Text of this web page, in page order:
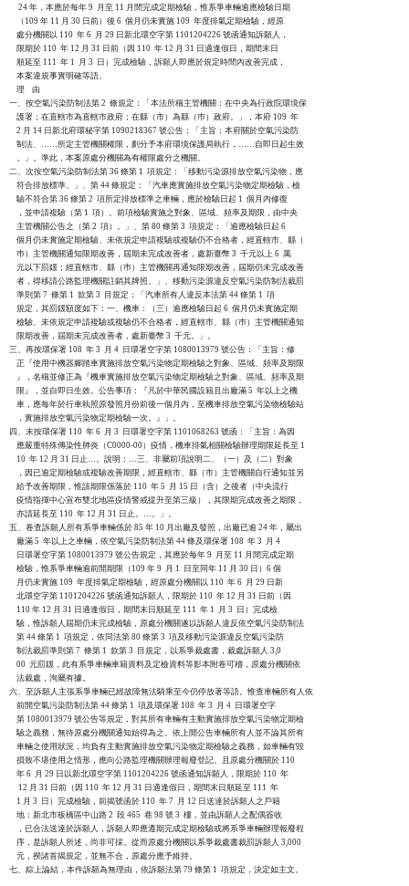
     24 年，本應於每年 9  月至 11 月間完成定期檢驗，惟系爭車輛逾應檢驗日期
    （109 年 11 月 30 日前）後 6  個月仍未實施 109  年度排氣定期檢驗，經原
    處分機關以 110  年 6  月 29 日新北環空字第 1101204226 號函通知訴願人，
    限期於 110  年 12 月 31 日前（因 110  年 12 月 31 日適逢假日，期間末日
    順延至 111  年 1  月 3  日）完成檢驗，訴願人即應於規定時間內改善完成，
    本案違規事實明確等語。
    理    由
一、按空氣污染防制法第 2  條規定：「本法所稱主管機關：在中央為行政院環境保
    護署；在直轄市為直轄市政府；在縣（市）為縣（巿）政府。」，本府 109  年
    2 月 14 日新北府環秘字第 1090218367 號公告：「主旨：本府關於空氣污染防
    制法、……所定主管機關權限，劃分予本府環境保護局執行，……自即日起生效
    。」。準此，本案原處分機關為有權限處分之機關。
二、次按空氣污染防制法第 36 條第 1  項規定：「移動污染源排放空氣污染物，應
    符合排放標準。」、第 44 條規定：「汽車應實施排放空氣污染物定期檢驗，檢
    驗不符合第 36 條第 2  項所定排放標準之車輛，應於檢驗日起 1  個月內修復
    ，並申請複驗（第 1  項）。前項檢驗實施之對象、區域、頻率及期限，由中央
    主管機關公告之（第 2  項）。」、第 80 條第 3  項規定：「逾應檢驗日起 6
    個月仍未實施定期檢驗、未依規定申請複驗或複驗仍不合格者，經直轄市、縣（
    巿）主管機關通知限期改善，屆期未完成改善者，處新臺幣 3  千元以上 6  萬
    元以下罰鍰；經直轄市、縣（巿）主管機關再通知限期改善，屆期仍未完成改善
    者，得移請公路監理機關註銷其牌照。」、移動污染源違反空氣污染防制法裁罰
    準則第 7  條第 1  款第 3  目規定：「汽車所有人違反本法第 44 條第 1  項
    規定，其罰鍰額度如下：一、機車：（三）逾應檢驗日起 6  個月仍未實施定期
    檢驗、未依規定申請複驗或複驗仍不合格者，經直轄市、縣（巿）主管機關通知
    限期改善，屆期未完成改善者，處新臺幣 3  千元。」。
三、再按環保署 108  年 3  月 4  日環署空字第 1080013979 號公告：「主旨：修
    正『使用中機器腳踏車實施排放空氣污染物定期檢驗之對象、區域、頻率及期限
    』，名稱並修正為『機車實施排放空氣污染物定期檢驗之對象、區域、頻率及期
    限』，並自即日生效。公告事項：『凡於中華民國設籍且出廠滿 5  年以上之機
    車，應每年於行車執照原發照月份前後一個月內，至機車排放空氣污染物檢驗站
    ，實施排放空氣污染物定期檢驗一次。』」。
四、末按環保署 110  年 6  月 3  日環署空字第 1101068263 號函：「主旨：為因
    應嚴重特殊傳染性肺炎（C0000-00）疫情，機車排氣相關檢驗辦理期限延長至 1
    10  年 12 月 31 日止…。說明：…三、非屬前項說明二、（一）及（二）對象
    ，因已逾定期檢驗或複驗改善期限，經直轄市、縣（市）主管機關自行通知並另
    給予改善期限，惟該期限係落於 110  年 5  月 15 日（含）之後者（中央流行
    疫情指揮中心宣布雙北地區疫情警戒提升至第三級），其限期完成改善之期限，
    亦請延長至 110  年 12 月 31 日止。…。」。
五、卷查訴願人所有系爭車輛係於 85 年 10 月出廠及發照，出廠已逾 24 年，屬出
    廠滿 5  年以上之車輛，依空氣污染防制法第 44 條及環保署 108  年 3  月 4
    日環署空字第 1080013979 號公告規定，其應於每年 9  月至 11 月間完成定期
    檢驗，惟系爭車輛逾前開期限（109 年 9  月 1  日至同年 11 月 30 日）6 個
    月仍未實施 109  年度排氣定期檢驗，經原處分機關以 110  年 6  月 29 日新
    北環空字第 1101204226 號函通知訴願人，限期於 110  年 12 月 31 日前（因
    110 年 12 月 31 日適逢假日，期間末日順延至 111  年 1  月 3  日）完成檢
    驗，惟訴願人屆期仍未完成檢驗，原處分機關遂以訴願人違反依空氣污染防制法
    第 44 條第 1  項規定，依同法第 80 條第 3  項及移動污染源違反空氣污染防
    制法裁罰準則第 7  條第 1  款第 3  目規定，以系爭裁處書，裁處訴願人 3,0
    00  元罰鍰，此有系爭車輛車籍資料及定檢資料等影本附卷可稽，原處分機關依
    法裁處，洵屬有據。
六、至訴願人主張系爭車輛已經故障無法騎乘至今仍停放著等語。惟查車輛所有人依
    前開空氣污染防制法第 44 條第 1  項及環保署 108  年 3  月 4  日環署空字
    第 1080013979 號公告等規定，對其所有車輛有主動實施排放空氣污染物定期檢
    驗之義務，無待原處分機關通知始得為之。依上開公告車輛所有人並不論其所有
    車輛之使用狀況，均負有主動實施排放空氣污染物定期檢驗之義務，如車輛有毀
    損致不堪使用之情形，應向公路監理機關辦理報廢登記。且原處分機關於 110
    年 6  月 29 日以新北環空字第 1101204226 號函通知訴願人，限期於 110  年
     12 月 31 日前（因 110  年 12 月 31 日適逢假日，期間末日順延至 111  年
    1 月 3  日）完成檢驗，前揭號函於 110  年 7  月 12 日送達於訴願人之戶籍
    地：新北市板橋區中山路 2  段 465  巷 98 號 3  樓，並由訴願人之配偶簽收
    ，已合法送達於訴願人，訴願人即應遵期完成定期檢驗或將系爭車輛辦理報廢程
    序，是訴願人所述，尚非可採。從而原處分機關以系爭裁處書裁罰訴願人 3,000
    元，揆諸首揭規定，並無不合，原處分應予維持。
七、綜上論結，本件訴願為無理由，依訴願法第 79 條第 1  項規定，決定如主文。